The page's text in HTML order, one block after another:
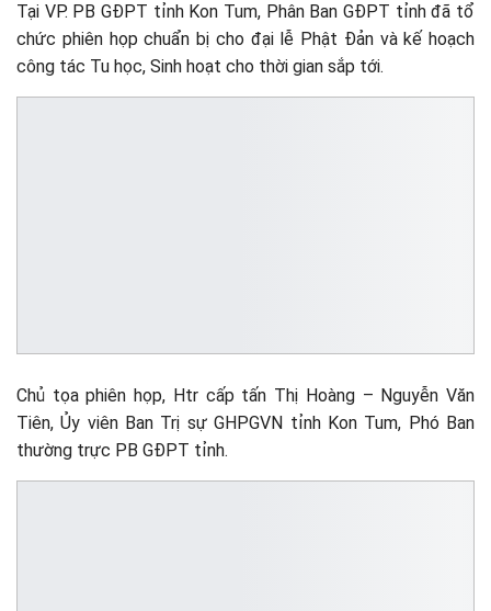
Tại VP. PB GĐPT tỉnh Kon Tum, Phân Ban GĐPT tỉnh đã tổ
chức phiên họp chuẩn bị cho đại lễ Phật Đản và kế hoạch
công tác Tu học, Sinh hoạt cho thời gian sắp tới.
Chủ tọa phiên họp, Htr cấp tấn Thị Hoàng – Nguyễn Văn
Tiên, Ủy viên Ban Trị sự GHPGVN tỉnh Kon Tum, Phó Ban
thường trực PB GĐPT tỉnh.